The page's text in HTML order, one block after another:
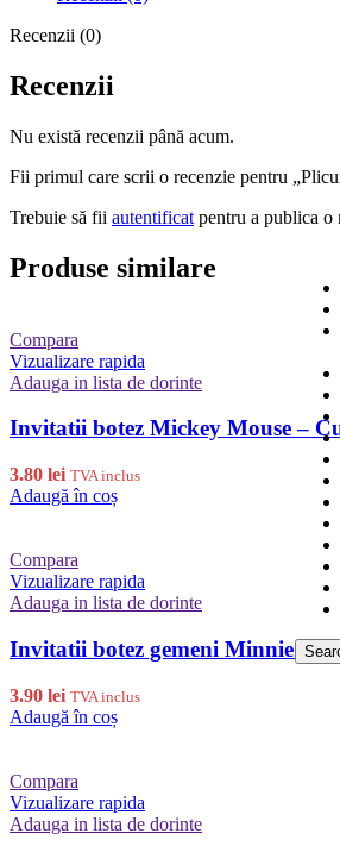
Recenzii (0)
Recenzii
Nu există recenzii până acum.
Fii primul care scrii o recenzie pentru
Trebuie să fii autentificat pentru a publica o
Produse similare
Compara
Vizualizare rapida
Adauga in lista de dorinte
Invitatii botez Mickey Mouse –
3.80 lei TVA inclus
Adaugă în coș
Compara
Vizualizare rapida
Adauga in lista de dorinte
Invitatii botez gemeni Minnie si
3.90 lei TVA inclus
Adaugă în coș
Compara
Vizualizare rapida
Adauga in lista de dorinte